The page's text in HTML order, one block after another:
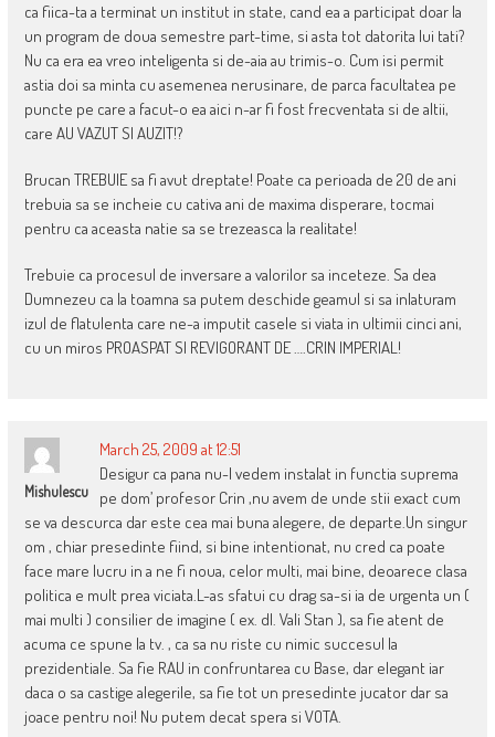
ca fiica-ta a terminat un institut in state, cand ea a participat doar la
un program de doua semestre part-time, si asta tot datorita lui tati?
Nu ca era ea vreo inteligenta si de-aia au trimis-o. Cum isi permit
astia doi sa minta cu asemenea nerusinare, de parca facultatea pe
puncte pe care a facut-o ea aici n-ar fi fost frecventata si de altii,
care AU VAZUT SI AUZIT!?
Brucan TREBUIE sa fi avut dreptate! Poate ca perioada de 20 de ani
trebuia sa se incheie cu cativa ani de maxima disperare, tocmai
pentru ca aceasta natie sa se trezeasca la realitate!
Trebuie ca procesul de inversare a valorilor sa inceteze. Sa dea
Dumnezeu ca la toamna sa putem deschide geamul si sa inlaturam
izul de flatulenta care ne-a imputit casele si viata in ultimii cinci ani,
cu un miros PROASPAT SI REVIGORANT DE ….CRIN IMPERIAL!
Mishulescu
March 25, 2009 at 12:51
Desigur ca pana nu-l vedem instalat in functia suprema
pe dom’ profesor Crin ,nu avem de unde stii exact cum
se va descurca dar este cea mai buna alegere, de departe.Un singur
om , chiar presedinte fiind, si bine intentionat, nu cred ca poate
face mare lucru in a ne fi noua, celor multi, mai bine, deoarece clasa
politica e mult prea viciata.L-as sfatui cu drag sa-si ia de urgenta un (
mai multi ) consilier de imagine ( ex. dl. Vali Stan ), sa fie atent de
acuma ce spune la tv. , ca sa nu riste cu nimic succesul la
prezidentiale. Sa fie RAU in confruntarea cu Base, dar elegant iar
daca o sa castige alegerile, sa fie tot un presedinte jucator dar sa
joace pentru noi! Nu putem decat spera si VOTA.